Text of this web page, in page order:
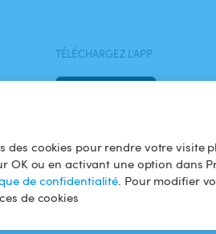
des cookies pour rendre votre visite
OK ou en activant une option dans
de confidentialité. Pour modifier
de cookies
TÉLÉCHARGEZ L'APP